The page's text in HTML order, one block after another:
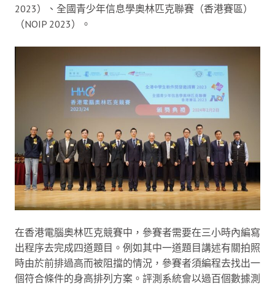
2023）、全國青少年信息學奧林匹克聯賽（香港賽區）
（NOIP 2023）。
在香港電腦奧林匹克競賽中，參賽者需要在三小時內編寫
出程序去完成四道題目。例如其中一道題目講述有關拍照
時由於前排過高而被阻擋的情況，參賽者須編程去找出一
個符合條件的身高排列方案。評測系統會以過百個數據測